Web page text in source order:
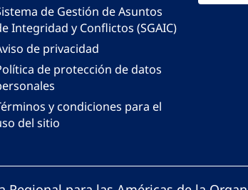
de Gestión de Asuntos
Integridad y Conflictos (SGAIC)
de privacidad
de protección de datos
y condiciones para el
del sitio